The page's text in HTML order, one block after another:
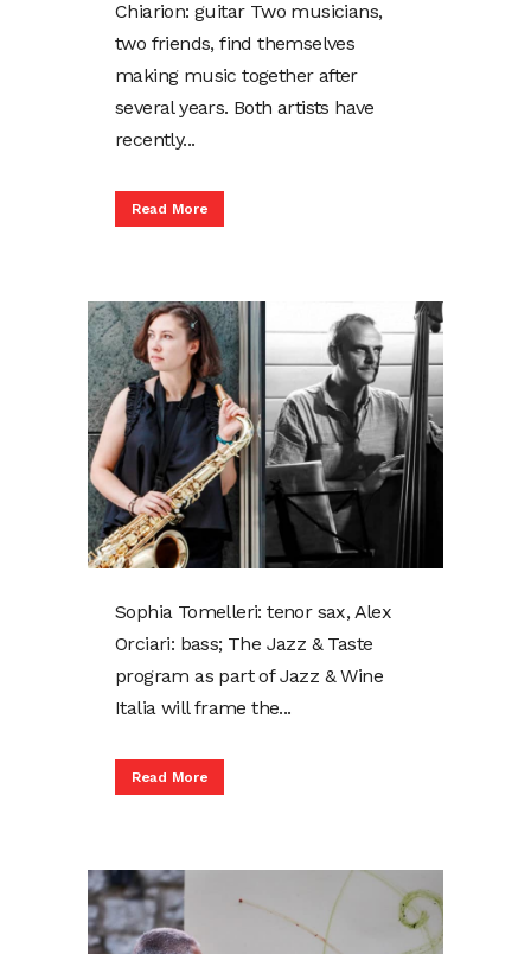
Chiarion: guitar Two musicians,
two friends, find themselves
making music together after
several years. Both artists have
recently...
Read More
Sophia Tomelleri: tenor sax, Alex
Orciari: bass; The Jazz & Taste
program as part of Jazz & Wine
Italia will frame the...
Read More